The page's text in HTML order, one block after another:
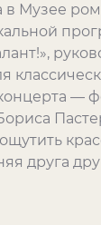
Музее
друга